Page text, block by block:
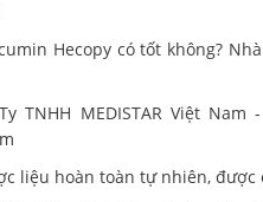
Hecopy có tốt không?
TNHH MEDISTAR Việt
liệu hoàn toàn tự nhiên,